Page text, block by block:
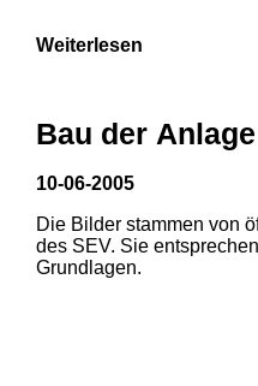
1
Weiterlesen
Bau der
10-06-2005
Die Bilder stammen von
des SEV. Sie
Grundlagen.